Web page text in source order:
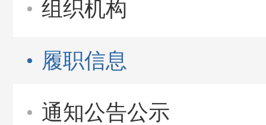
组织机构
履职信息
通知公告公示